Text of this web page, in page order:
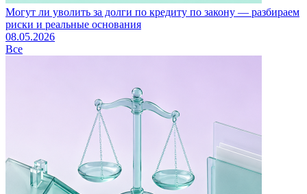
Могут ли уволить за долги по кредиту по закону — разбираем
риски и реальные основания
08.05.2026
Все